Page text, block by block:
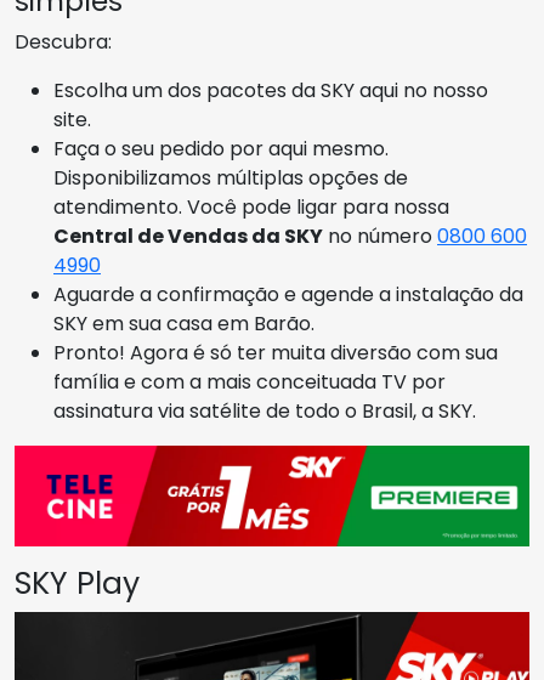
Descubra:
Escolha um dos pacotes da SKY aqui no nosso
site.
Faça o seu pedido por aqui mesmo.
Disponibilizamos múltiplas opções de
atendimento. Você pode ligar para nossa
Central de Vendas da SKY no número0800 600
4990
Aguarde a confirmação e agende a instalação da
SKY em sua casa em Barão.
Pronto! Agora é só ter muita diversão com sua
família e com a mais conceituada TV por
assinatura via satélite de todo o Brasil, a SKY.
SKY Play